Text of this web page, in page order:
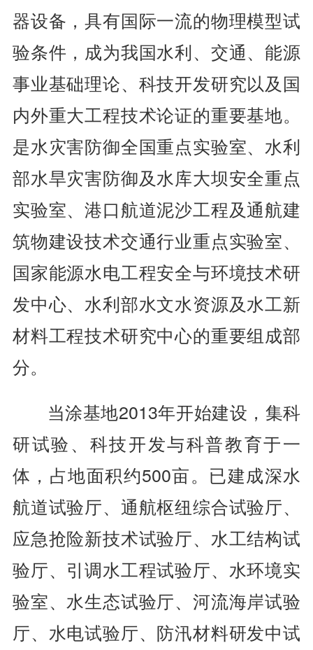
器设备，具有国际一流的物理模型试
验条件，成为我国水利、交通、能源
事业基础理论、科技开发研究以及国
内外重大工程技术论证的重要基地。
是水灾害防御全国重点实验室、水利
部水旱灾害防御及水库大坝安全重点
实验室、港口航道泥沙工程及通航建
筑物建设技术交通行业重点实验室、
国家能源水电工程安全与环境技术研
发中心、水利部水文水资源及水工新
材料工程技术研究中心的重要组成部
分。
当涂基地2013年开始建设，集科
研试验、科技开发与科普教育于一
体，占地面积约500亩。已建成深水
航道试验厅、通航枢纽综合试验厅、
应急抢险新技术试验厅、水工结构试
验厅、引调水工程试验厅、水环境实
验室、水生态试验厅、河流海岸试验
厅、水电试验厅、防汛材料研发中试